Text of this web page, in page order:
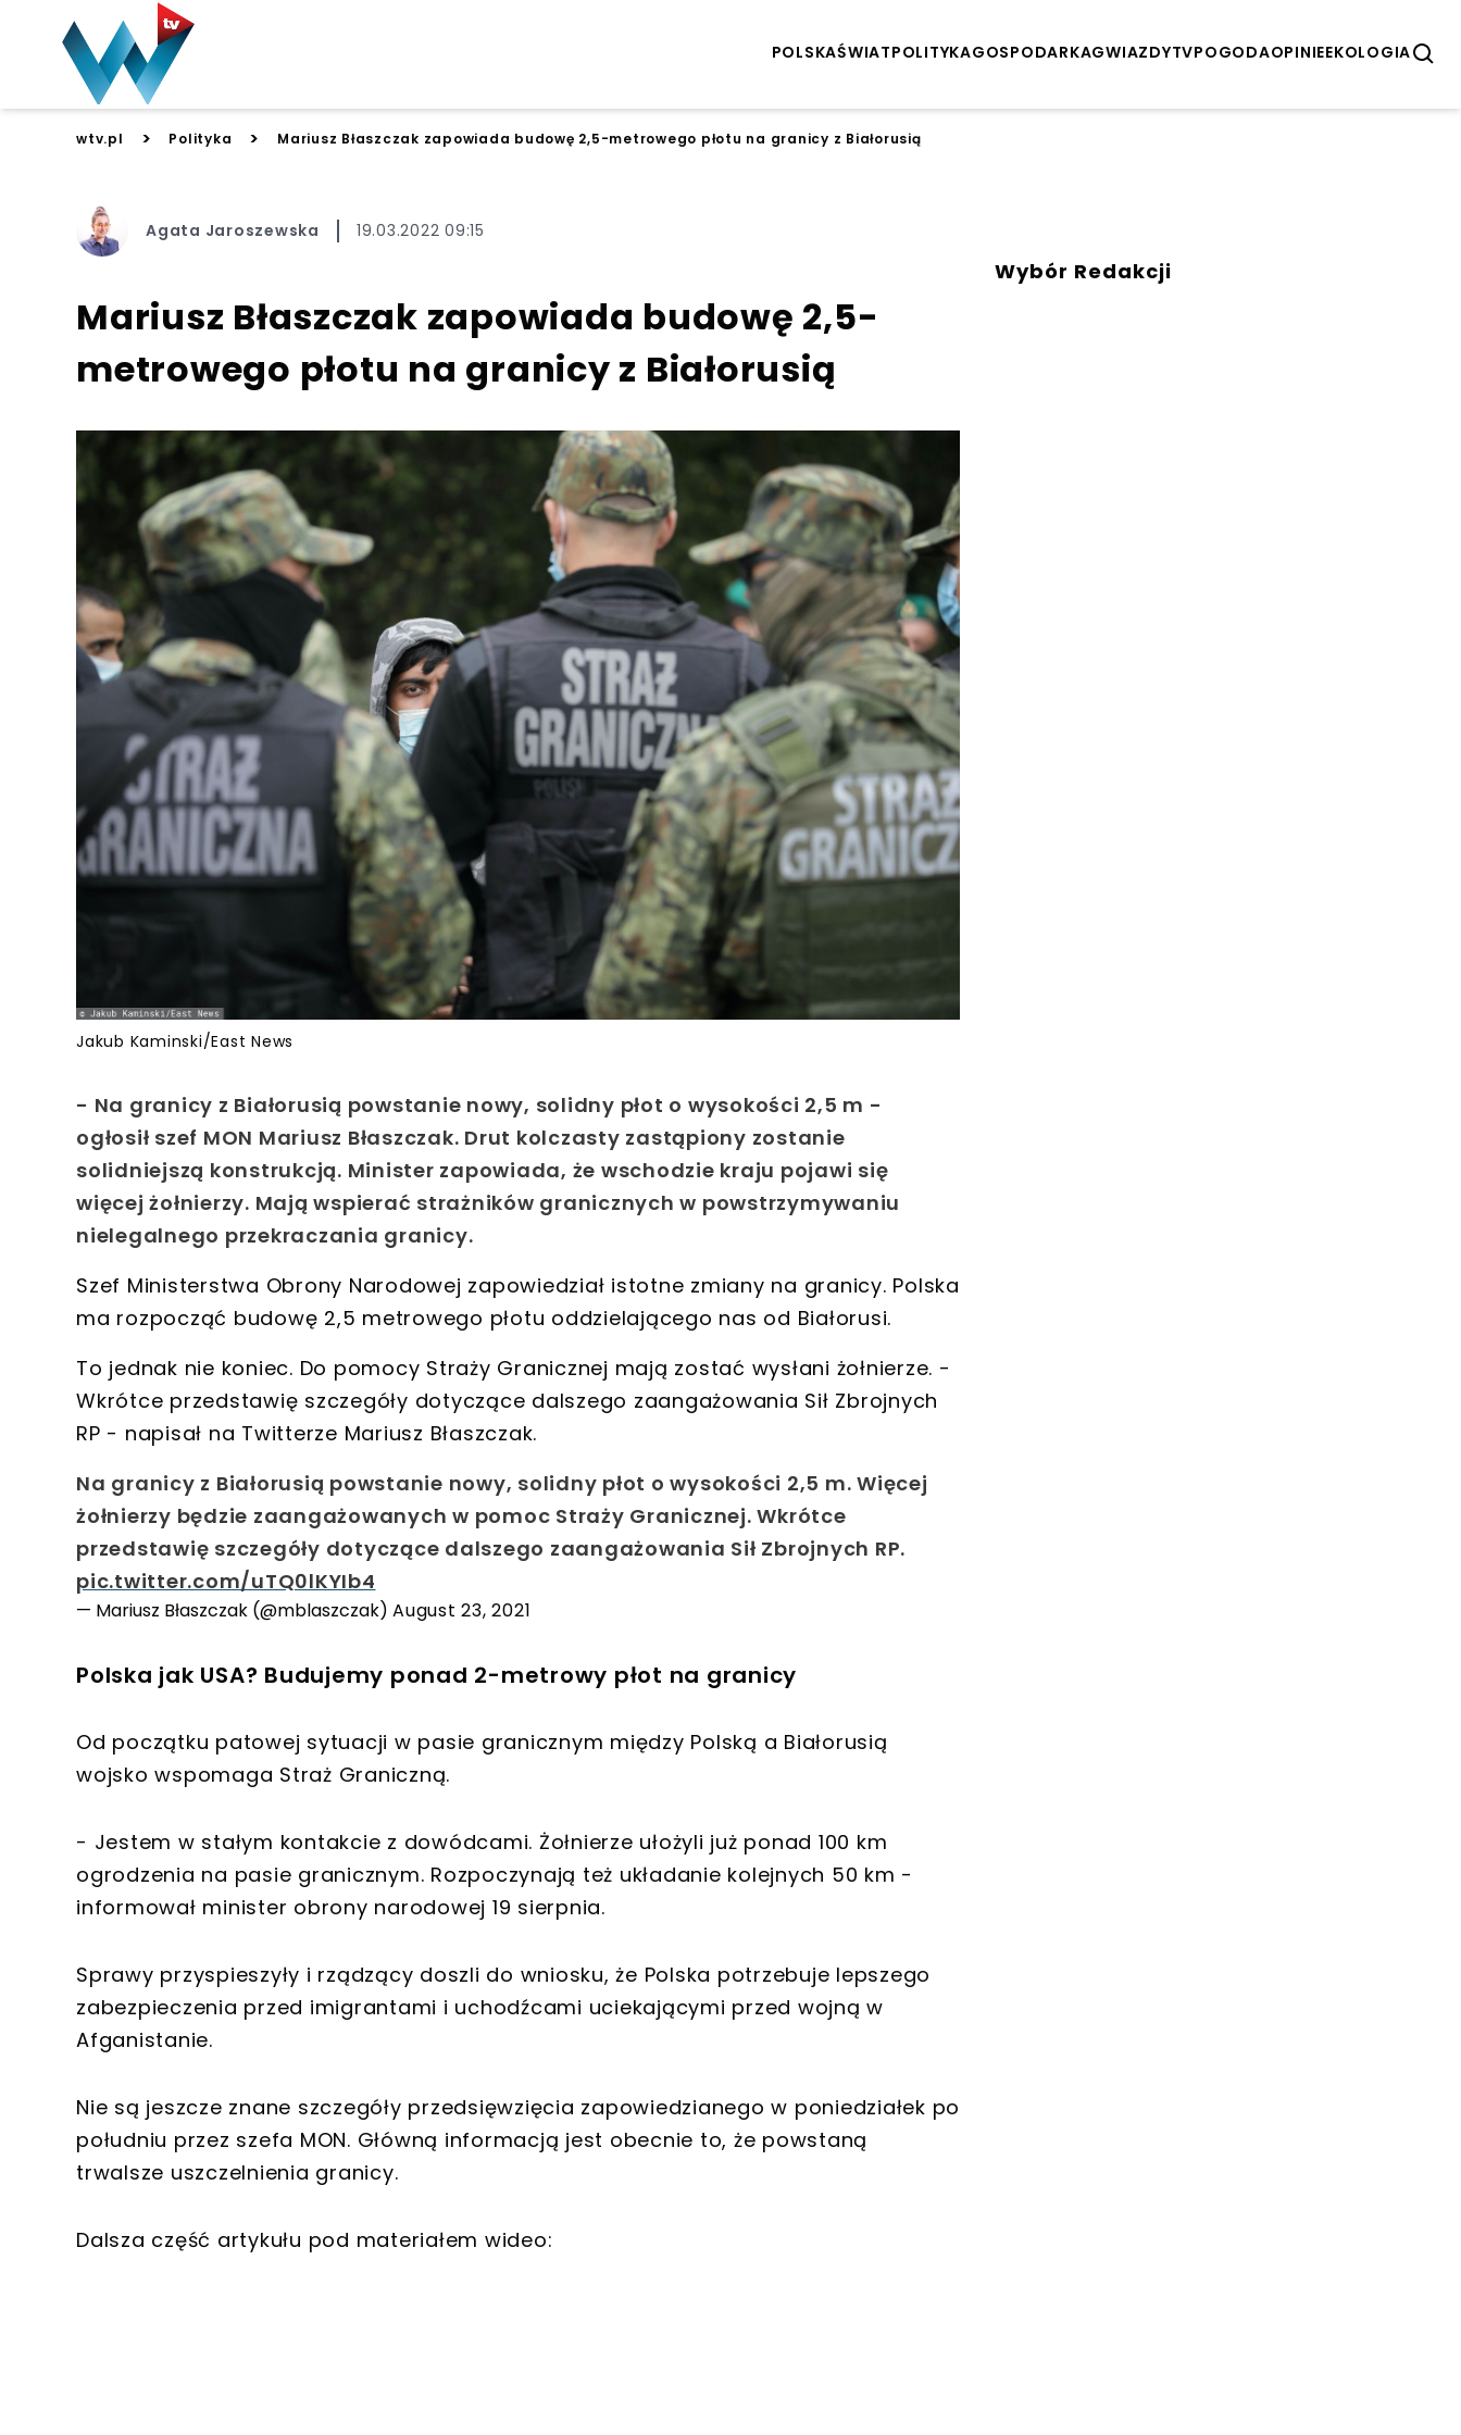
POLSKAŚWIATPOLITYKAGOSPODARKAGWIAZDYTVPOGODAOPINIEEKOLOGIA
wtv.pl > Polityka > Mariusz Błaszczak zapowiada budowę 2,5-metrowego płotu na granicy z Białorusią
Agata Jaroszewska 19.03.2022 09:15
Mariusz Błaszczak zapowiada budowę 2,5-
metrowego płotu na granicy z Białorusią
Jakub Kaminski/East News
- Na granicy z Białorusią powstanie nowy, solidny płot o wysokości 2,5 m -
ogłosił szef MON Mariusz Błaszczak. Drut kolczasty zastąpiony zostanie
solidniejszą konstrukcją. Minister zapowiada, że wschodzie kraju pojawi się
więcej żołnierzy. Mają wspierać strażników granicznych w powstrzymywaniu
nielegalnego przekraczania granicy.
Szef Ministerstwa Obrony Narodowej zapowiedział istotne zmiany na granicy. Polska
ma rozpocząć budowę 2,5 metrowego płotu oddzielającego nas od Białorusi.
To jednak nie koniec. Do pomocy Straży Granicznej mają zostać wysłani żołnierze. -
Wkrótce przedstawię szczegóły dotyczące dalszego zaangażowania Sił Zbrojnych
RP - napisał na Twitterze Mariusz Błaszczak.
Na granicy z Białorusią powstanie nowy, solidny płot o wysokości 2,5 m. Więcej
żołnierzy będzie zaangażowanych w pomoc Straży Granicznej. Wkrótce
przedstawię szczegóły dotyczące dalszego zaangażowania Sił Zbrojnych RP.
pic.twitter.com/uTQ0lKYIb4
— Mariusz Błaszczak (@mblaszczak) August 23, 2021
Polska jak USA? Budujemy ponad 2-metrowy płot na granicy
Od początku patowej sytuacji w pasie granicznym między Polską a Białorusią
wojsko wspomaga Straż Graniczną.
- Jestem w stałym kontakcie z dowódcami. Żołnierze ułożyli już ponad 100 km
ogrodzenia na pasie granicznym. Rozpoczynają też układanie kolejnych 50 km -
informował minister obrony narodowej 19 sierpnia.
Sprawy przyspieszyły i rządzący doszli do wniosku, że Polska potrzebuje lepszego
zabezpieczenia przed imigrantami i uchodźcami uciekającymi przed wojną w
Afganistanie.
Nie są jeszcze znane szczegóły przedsięwzięcia zapowiedzianego w poniedziałek po
południu przez szefa MON. Główną informacją jest obecnie to, że powstaną
trwalsze uszczelnienia granicy.
Dalsza część artykułu pod materiałem wideo:
Wybór Redakcji